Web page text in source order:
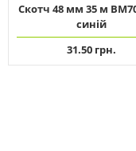
Скотч 48 мм 35 м
синій
31.50 грн.